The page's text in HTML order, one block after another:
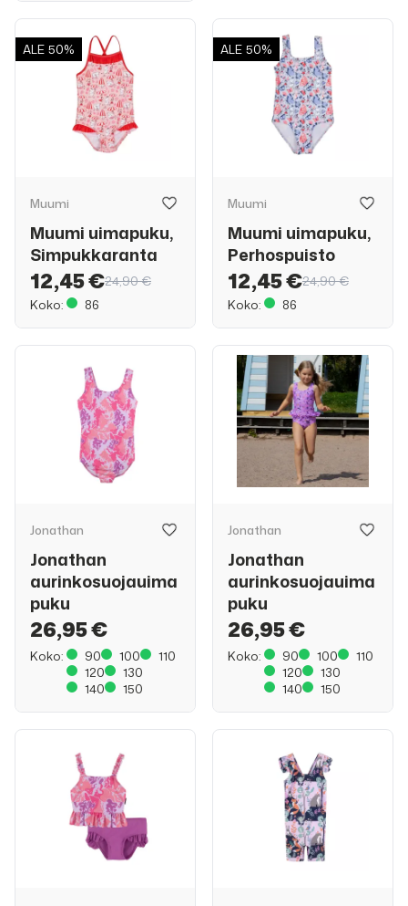
ALE 50%
Muumi
Muumi uimapuku,
Simpukkaranta
12,45 €24,90 €
Koko:
86
ALE 50%
Muumi
Muumi uimapuku,
Perhospuisto
12,45 €24,90 €
Koko:
86
Jonathan
Jonathan
aurinkosuojauima
puku
26,95 €
Koko: 90 100
110
120
130
140
150
Jonathan
Jonathan
aurinkosuojauima
puku
26,95 €
Koko: 90 100
110
120
130
140
150